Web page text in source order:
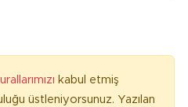
kabul etmiş
üstleniyorsunuz. Yazılan